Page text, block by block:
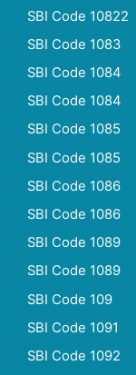
SBI Code 10822
SBI Code 1083
SBI Code 1084
SBI Code 1084
SBI Code 1085
SBI Code 1085
SBI Code 1086
SBI Code 1086
SBI Code 1089
SBI Code 1089
SBI Code 109
SBI Code 1091
SBI Code 1092